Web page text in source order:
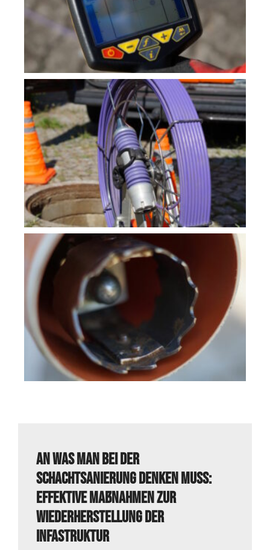
An was man bei der
Schachtsanierung denken muss:
Effektive Maßnahmen zur
Wiederherstellung der
Infastruktur